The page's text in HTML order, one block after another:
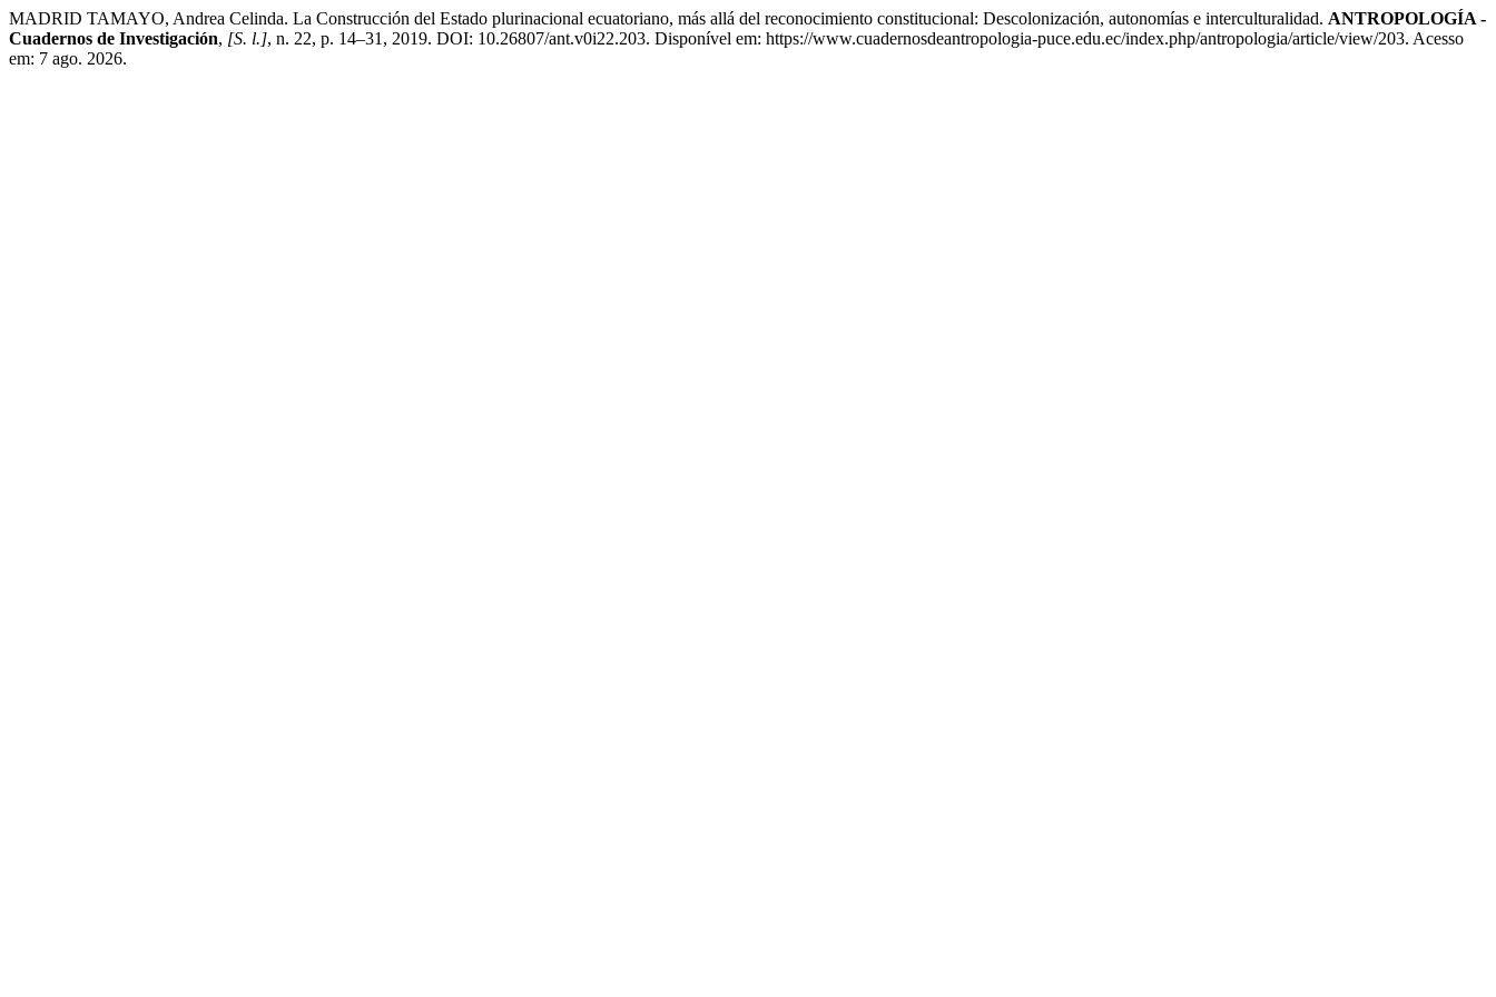
MADRID TAMAYO, Andrea Celinda. La Construcción del Estado plurinacional ecuatoriano, más allá del reconocimiento constitucional: Descolonización, autonomías e interculturalidad. ANTROPOLOGÍA -
Cuadernos de Investigación, [S. l.], n. 22, p. 14–31, 2019. DOI: 10.26807/ant.v0i22.203. Disponível em: https://www.cuadernosdeantropologia-puce.edu.ec/index.php/antropologia/article/view/203. Acesso
em: 7 ago. 2026.